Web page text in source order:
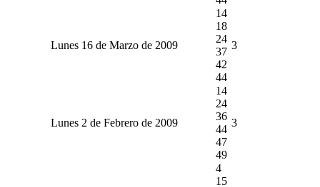
Lunes 16 de Marzo de 2009
14
18
24
37
42
44
3
Lunes 2 de Febrero de 2009
14
24
36
44
47
49
3
4
15